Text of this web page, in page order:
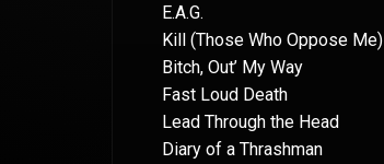
E.A.G.
Kill (Those Who Oppose Me)
Bitch, Out’ My Way
Fast Loud Death
Lead Through the Head
Diary of a Thrashman